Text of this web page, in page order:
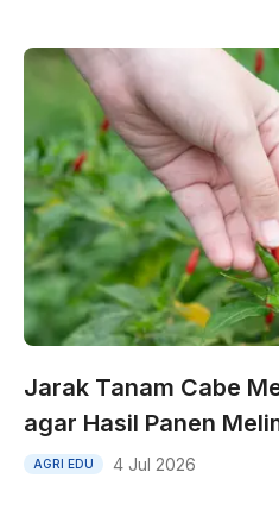
Jarak Tanam Cabe
agar Hasil Panen
AGRI EDU 4 Jul 2026